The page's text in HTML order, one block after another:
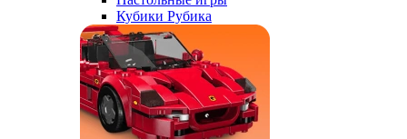
Кубики Рубика